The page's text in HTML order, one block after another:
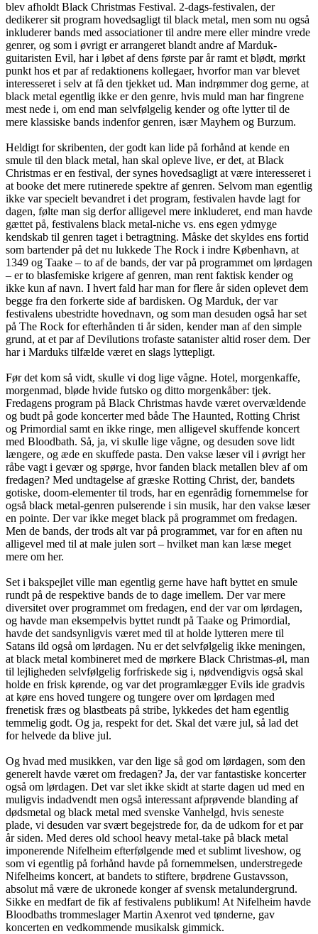
blev afholdt Black Christmas Festival. 2-dags-festivalen, der
dedikerer sit program hovedsagligt til black metal, men som nu også
inkluderer bands med associationer til andre mere eller mindre vrede
genrer, og som i øvrigt er arrangeret blandt andre af Marduk-
guitaristen Evil, har i løbet af dens første par år ramt et blødt, mørkt
punkt hos et par af redaktionens kollegaer, hvorfor man var blevet
interesseret i selv at få den tjekket ud. Man indrømmer dog gerne, at
black metal egentlig ikke er den genre, hvis muld man har fingrene
mest nede i, om end man selvfølgelig kender og ofte lytter til de
mere klassiske bands indenfor genren, især Mayhem og Burzum.
Heldigt for skribenten, der godt kan lide på forhånd at kende en
smule til den black metal, han skal opleve live, er det, at Black
Christmas er en festival, der synes hovedsagligt at være interesseret i
at booke det mere rutinerede spektre af genren. Selvom man egentlig
ikke var specielt bevandret i det program, festivalen havde lagt for
dagen, følte man sig derfor alligevel mere inkluderet, end man havde
gættet på, festivalens black metal-niche vs. ens egen ydmyge
kendskab til genren taget i betragtning. Måske det skyldes ens fortid
som bartender på det nu lukkede The Rock i indre København, at
1349 og Taake – to af de bands, der var på programmet om lørdagen
– er to blasfemiske krigere af genren, man rent faktisk kender og
ikke kun af navn. I hvert fald har man for flere år siden oplevet dem
begge fra den forkerte side af bardisken. Og Marduk, der var
festivalens ubestridte hovednavn, og som man desuden også har set
på The Rock for efterhånden ti år siden, kender man af den simple
grund, at et par af Devilutions trofaste satanister altid roser dem. Der
har i Marduks tilfælde været en slags lyttepligt.
Før det kom så vidt, skulle vi dog lige vågne. Hotel, morgenkaffe,
morgenmad, bløde hvide futsko og ditto morgenkåber: tjek.
Fredagens program på Black Christmas havde været overvældende
og budt på gode koncerter med både The Haunted, Rotting Christ
og Primordial samt en ikke ringe, men alligevel skuffende koncert
med Bloodbath. Så, ja, vi skulle lige vågne, og desuden sove lidt
længere, og æde en skuffede pasta. Den vakse læser vil i øvrigt her
råbe vagt i gevær og spørge, hvor fanden black metallen blev af om
fredagen? Med undtagelse af græske Rotting Christ, der, bandets
gotiske, doom-elementer til trods, har en egenrådig fornemmelse for
også black metal-genren pulserende i sin musik, har den vakse læser
en pointe. Der var ikke meget black på programmet om fredagen.
Men de bands, der trods alt var på programmet, var for en aften nu
alligevel med til at male julen sort – hvilket man kan læse meget
mere om her.
Set i bakspejlet ville man egentlig gerne have haft byttet en smule
rundt på de respektive bands de to dage imellem. Der var mere
diversitet over programmet om fredagen, end der var om lørdagen,
og havde man eksempelvis byttet rundt på Taake og Primordial,
havde det sandsynligvis været med til at holde lytteren mere til
Satans ild også om lørdagen. Nu er det selvfølgelig ikke meningen,
at black metal kombineret med de mørkere Black Christmas-øl, man
til lejligheden selvfølgelig forfriskede sig i, nødvendigvis også skal
holde en frisk kørende, og var det programlægger Evils ide gradvis
at køre ens hoved tungere og tungere over om lørdagen med
frenetisk fræs og blastbeats på stribe, lykkedes det ham egentlig
temmelig godt. Og ja, respekt for det. Skal det være jul, så lad det
for helvede da blive jul.
Og hvad med musikken, var den lige så god om lørdagen, som den
generelt havde været om fredagen? Ja, der var fantastiske koncerter
også om lørdagen. Det var slet ikke skidt at starte dagen ud med en
muligvis indadvendt men også interessant afprøvende blanding af
dødsmetal og black metal med svenske Vanhelgd, hvis seneste
plade, vi desuden var svært begejstrede for, da de udkom for et par
år siden. Med deres old school heavy metal-take på black metal
imponerende Nifelheim efterfølgende med et sublimt liveshow, og
som vi egentlig på forhånd havde på fornemmelsen, understregede
Nifelheims koncert, at bandets to stiftere, brødrene Gustavsson,
absolut må være de ukronede konger af svensk metalundergrund.
Sikke en medfart de fik af festivalens publikum! At Nifelheim havde
Bloodbaths trommeslager Martin Axenrot ved tønderne, gav
koncerten en vedkommende musikalsk gimmick.